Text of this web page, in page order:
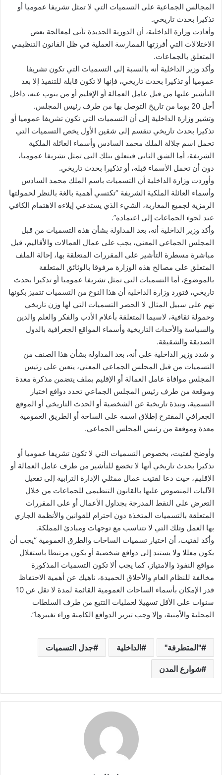
المجالس الجماعية على التسميات التي لا تمثل تشريفا عموميا أو
تذكيرا بحدث تاريخي.
وأفادت وزارة الداخلية، أن الدورية الجديدة تأتي لمعالجة بعض
الاختلالات التي أفرزتها الممارسة العملية في ظل القانون التنظيمي
المتعلق بالجماعات.
وأكد وزير الداخلية أنه بالنسبة إلى التسميات التي تكون تشريفا
عموميا أو تذكيرا بحدث تاريخي، فإنها لا تكون قابلة للتنفيذ إلا بعد
التأشير عليها من قبل عامل العمالة أو الإقليم أو من ينوب عنه، داخل
أجل 20 يوما من تاريخ التوصل بها من طرف رئيس المجلس.
وتشير وزارة الداخلية إلى أن التسميات التي تكون تشريفا عموميا أو
تذكيرا بحدث تاريخي تنقسم إلى شقين الأول يخص التسميات التي
تحمل اسم جلالة الملك محمد السادس وأسماء العائلة الملكية
الشريفة، أما الشق الثاني فيتعلق بتلك التي تمثل تشريفا عموميا،
دون أن تحمل الأسماء قبله، أو تذكيرا بحدث تاريخي.
وأوردت وزارة الداخلية أن التسميات باسم الملك محمد السادس
وأسماء العائلة الملكية الشريفة “تكتسي أهمية بالغة بالنظر لحمولتها
الرمزية لجميع المغاربة، الشيء الذي يستدعي إيلاءه الاهتمام الكافي
عند لجوء الجماعات إلى اعتماده”.
وأكد وزير الداخلية أنه، بعد المداولة بشأن هذه التسميات من قبل
المجلس الجماعي المعني، يجب على عمال العمالات والأقاليم، قبل
مباشرة مسطرة التأشير على المقررات المتعلقة بها، إحالة الملف
المتعلق على مصالح هذه الوزارة مرفوقا بالوثائق المتعلقة
بالموضوع، أما التسميات التي تمثل تشريفا عموميا أو تذكيرا بحدث
تاريخي، فتورد وزارة الداخلية أن هذا النوع من التسميات تتميز بكونها
تهم على سبيل المثال لا الحصر التسميات التي لها وزن تاريخي
وحمولة ثقافية، لاسيما المتعلقة بأعلام الأدب والفكر والعلم والدين
والسياسة والأحداث التاريخية وأسماء المواقع الجغرافية بالدول
الصديقة والشقيقة.
و شدد وزير الداخلية على أنه، بعد المداولة بشأن هذا الصنف من
التسميات من قبل المجلس الجماعي المعني، يتعين على رئيس
المجلس موافاة عامل العمالة أو الإقليم بملف يتضمن مذكرة معدة
وموقعة من طرف رئيس المجلس الجماعي تحدد دوافع اختيار
التسمية، ونبذة تاريخية عن الشخصية أو الحدث التاريخي أو الموقع
الجغرافي المقترح إطلاق اسمه على الساحة أو الطريق العمومية
معدة وموقعة من رئيس المجلس الجماعي.
وأوضح لفتيت، بخصوص التسميات التي لا تكون تشريفا عموميا أو
تذكيرا بحدث تاريخي أنها لا تخضع للتأشير من طرف عامل العمالة أو
الإقليم، حيث دعا لفتيت عمال ممثلي الإدارة الترابية إلى تفعيل
الآليات المنصوص عليها بالقانون التنظيمي للجماعات من خلال
التعرض على النقط المدرجة بجداول الأعمال أو على المقررات
المتعلقة بالتسميات المتخذة دون احترام للقوانين والأنظمة الجاري
بها العمل وتلك التي لا تتناسب مع توجهات ومبادئ المملكة.
وأكد لفتيت، أن اختيار تسميات الساحات والطرق العمومية “يجب أن
يكون معللا ولا يستند إلى دوافع شخصية أو يكون مرتبطا باستغلال
مواقع النفوذ والامتياز، كما يجب ألا تكون التسميات المذكورة
مخالفة للنظام العام والأخلاق الحميدة، ناهيك عن أهمية الاحتفاظ
قدر الإمكان بأسماء الساحات العمومية القائمة لمدة لا تقل عن 10
سنوات على الأقل تسهيلا لعمليات التتبع من طرف السلطات
المحلية والأمنية، وإلا وجب تبرير الدوافع الكامنة وراء تغييرها”.
"المتطرفة" الداخلية جدل التسميات
شوارع المدن